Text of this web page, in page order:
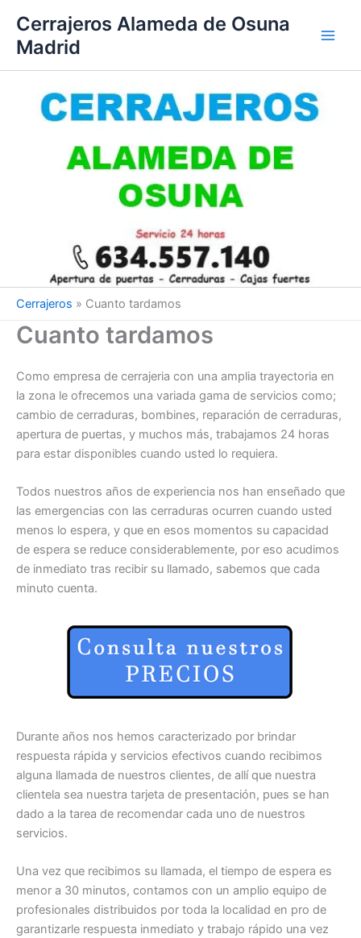
contenido
Cerrajeros Alameda de Osuna
Madrid
Cerrajeros » Cuanto tardamos
Cuanto tardamos
Como empresa de cerrajeria con una amplia trayectoria en
la zona le ofrecemos una variada gama de servicios como;
cambio de cerraduras, bombines, reparación de cerraduras,
apertura de puertas, y muchos más, trabajamos 24 horas
para estar disponibles cuando usted lo requiera.
Todos nuestros años de experiencia nos han enseñado que
las emergencias con las cerraduras ocurren cuando usted
menos lo espera, y que en esos momentos su capacidad
de espera se reduce considerablemente, por eso acudimos
de inmediato tras recibir su llamado, sabemos que cada
minuto cuenta.
Durante años nos hemos caracterizado por brindar
respuesta rápida y servicios efectivos cuando recibimos
alguna llamada de nuestros clientes, de allí que nuestra
clientela sea nuestra tarjeta de presentación, pues se han
dado a la tarea de recomendar cada uno de nuestros
servicios.
Una vez que recibimos su llamada, el tiempo de espera es
menor a 30 minutos, contamos con un amplio equipo de
profesionales distribuidos por toda la localidad en pro de
garantizarle respuesta inmediato y trabajo rápido una vez